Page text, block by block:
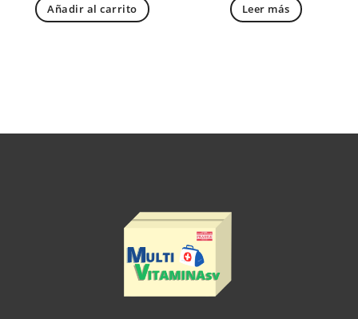
Añadir al carrito Leer más